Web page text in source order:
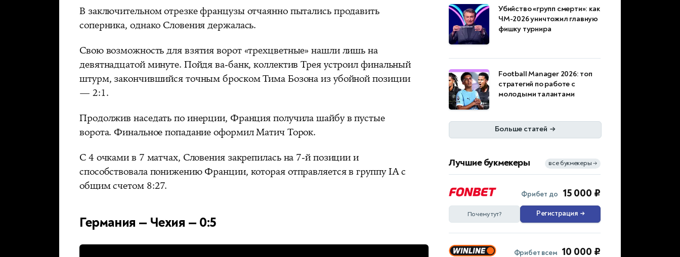
В заключительном отрезке французы отчаянно пытались продавить
соперника, однако Словения держалась.
Свою возможность для взятия ворот «трехцветные» нашли лишь на
девятнадцатой минуте. Пойдя ва-банк, коллектив Трея устроил финальный
штурм, закончившийся точным броском Тима Бозона из убойной позиции
— 2:1.
Продолжив наседать по инерции, Франция получила шайбу в пустые
ворота. Финальное попадание оформил Матич Торок.
С 4 очками в 7 матчах, Словения закрепилась на 7-й позиции и
способствовала понижению Франции, которая отправляется в группу IA с
общим счетом 8:27.
Германия — Чехия — 0:5
Убийство «групп смерти»: как
ЧМ-2026 уничтожил главную
фишку турнира
Football Manager 2026: топ
стратегий по работе с
молодыми талантами
Больше статей →
Лучшие букмекеры все букмекеры →
Фрибет до 15 000 ₽
Почему тут? Регистрация →
Фрибет всем 10 000 ₽